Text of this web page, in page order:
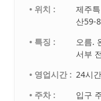
• 위치 :
제주
산59-8
• 특징 :
오름.
서부
• 영업시간 : 24시
• 주차 :
입구